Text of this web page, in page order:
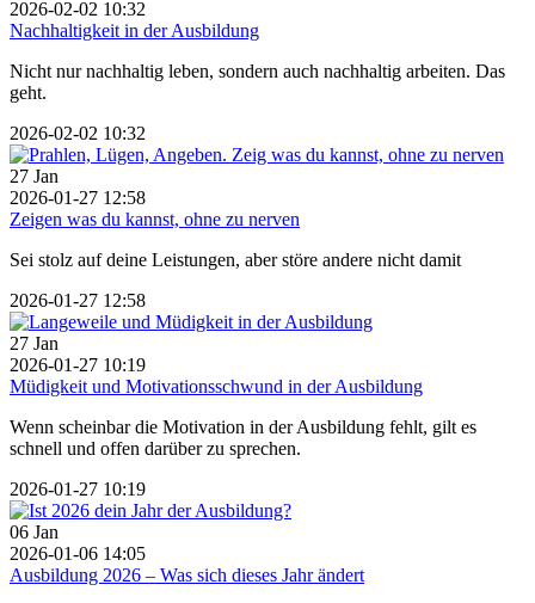
2026-02-02 10:32
Nachhaltigkeit in der Ausbildung
Nicht nur nachhaltig leben, sondern auch nachhaltig arbeiten. Das
geht.
2026-02-02 10:32
27 Jan
2026-01-27 12:58
Zeigen was du kannst, ohne zu nerven
Sei stolz auf deine Leistungen, aber störe andere nicht damit
2026-01-27 12:58
27 Jan
2026-01-27 10:19
Müdigkeit und Motivationsschwund in der Ausbildung
Wenn scheinbar die Motivation in der Ausbildung fehlt, gilt es
schnell und offen darüber zu sprechen.
2026-01-27 10:19
06 Jan
2026-01-06 14:05
Ausbildung 2026 – Was sich dieses Jahr ändert